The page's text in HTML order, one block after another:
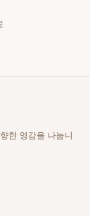
한 영감을 나눕니